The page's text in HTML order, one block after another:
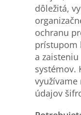
dôležitá,
ochranu
prístupom
a
systémov.
využívame
údajov